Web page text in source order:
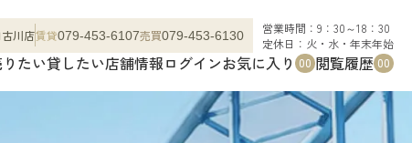
川店賃貸079-453-6107売買079-453-6130
営業時間：9：30～18：30
定休日：火・水・年末年始
たい貸したい店舗情報ログインお気に入り 00 閲覧履歴 00